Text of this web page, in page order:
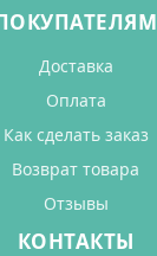
Доставка
Оплата
Как сделать заказ
Возврат товара
Отзывы
КОНТАКТЫ